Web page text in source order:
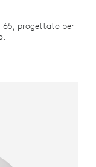
65, progettato per